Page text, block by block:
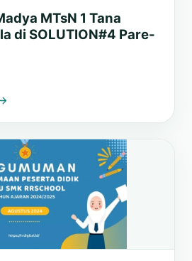
MTsN 1 Tana
di SOLUTION#4 Pare-